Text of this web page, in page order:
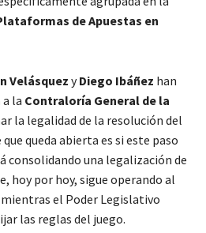
de Apuestas en
VelásquezyDiego Ibáñez han
la Contraloría General de la
la legalidad de la resolución del
queda abierta es si este paso
una legalización de
hoy por hoy, sigue operando al
el Poder Legislativo
las reglas del juego.